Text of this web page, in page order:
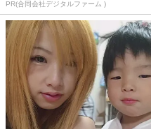
PR(合同会社デジタルファーム )